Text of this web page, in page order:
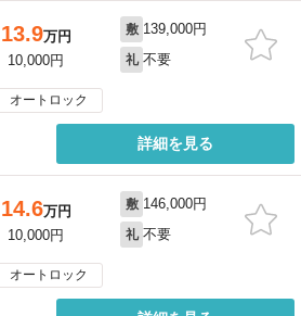
13.9万円
10,000円
敷 139,000円
礼 不要
オートロック
詳細を見る
14.6万円
10,000円
敷 146,000円
礼 不要
オートロック